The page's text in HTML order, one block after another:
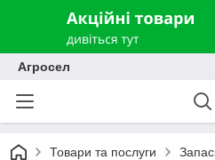
Агросел
Товари та послуги